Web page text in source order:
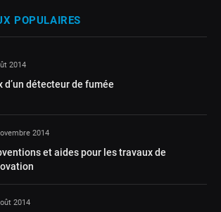
POPULAIRES
2014
d’un détecteur de fumée
2014
et aides pour les travaux de
2014